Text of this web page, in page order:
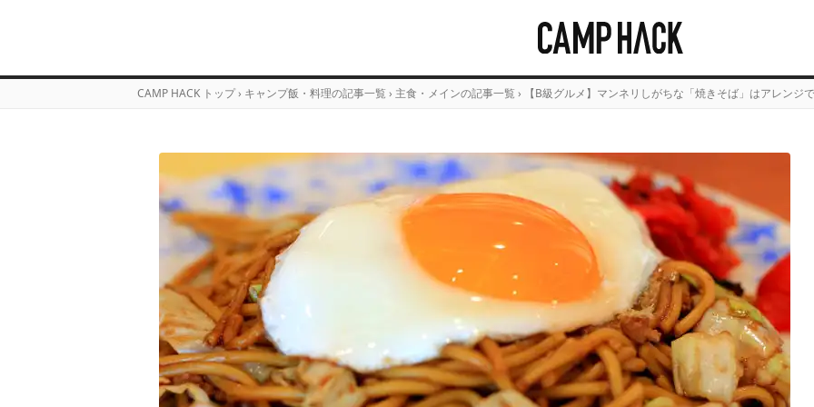
CAMP HACK トップ › キャンプ飯・料理の記事一覧 › 主食・メインの記事一覧 › 【B級グルメ】マンネリしがちな「焼きそば」はアレンジ